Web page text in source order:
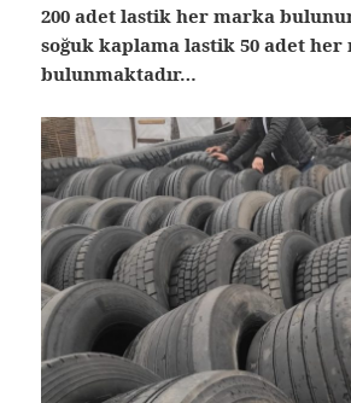
200 adet lastik her marka bulunur
soğuk kaplama lastik 50 adet her
bulunmaktadır…